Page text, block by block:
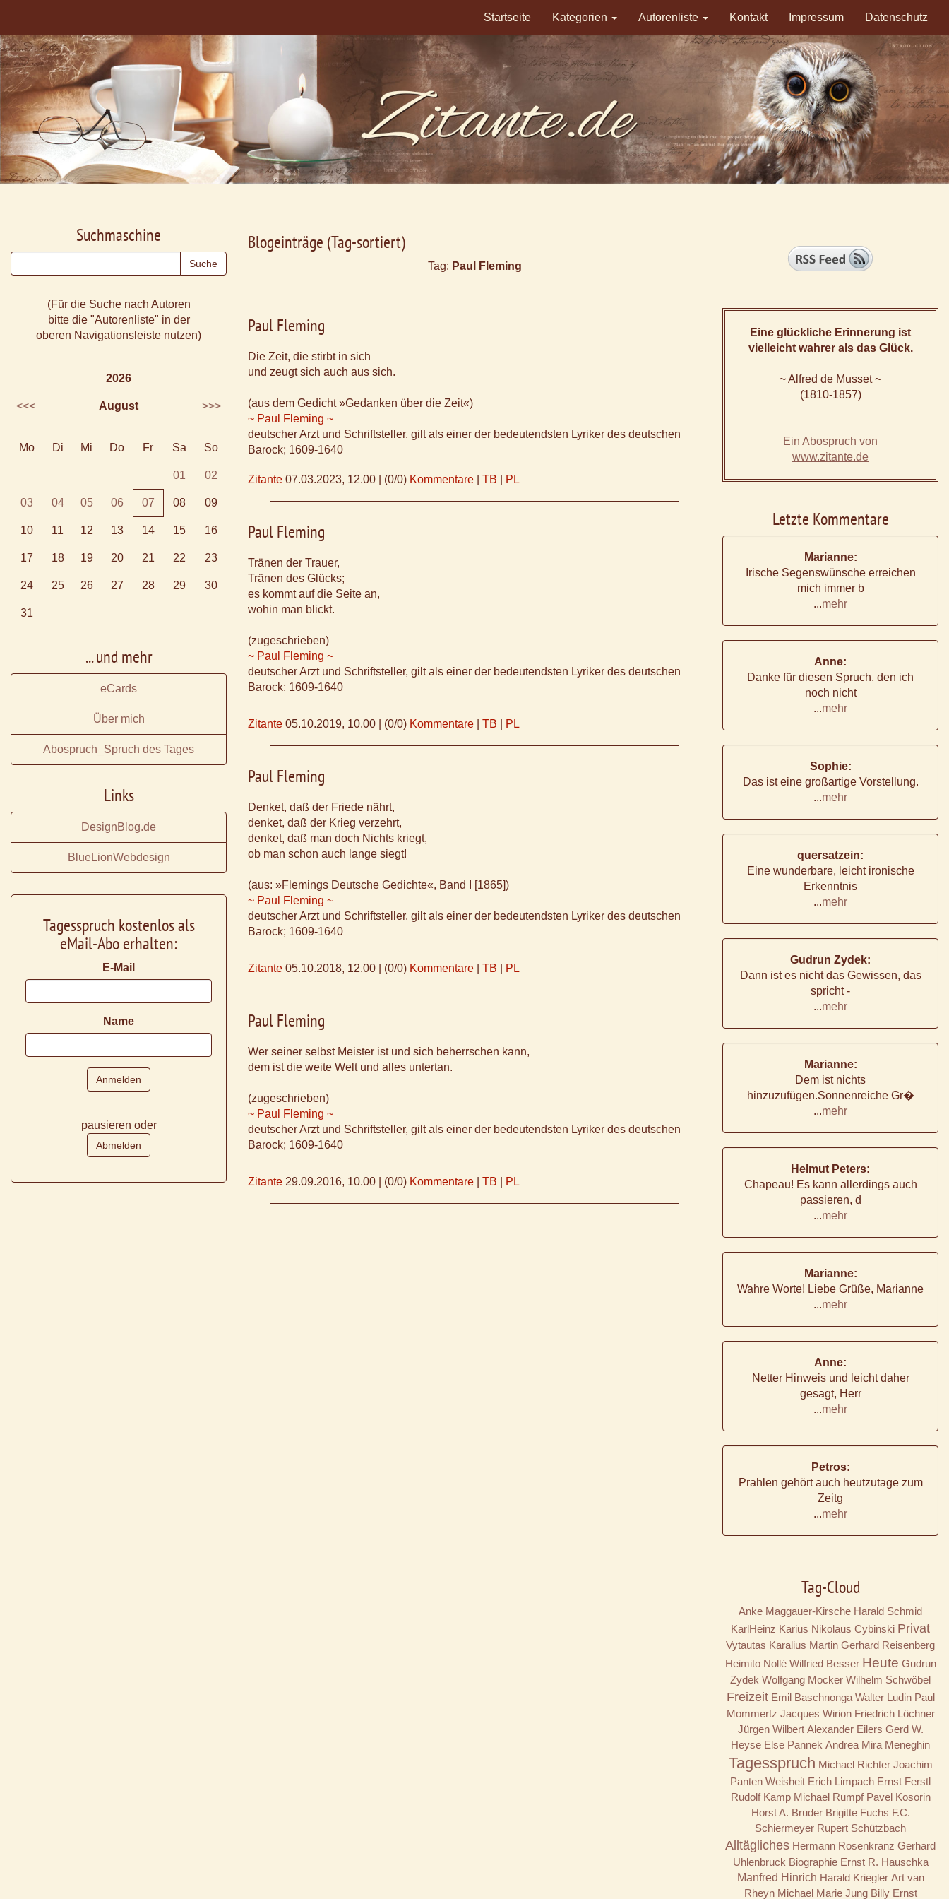
Startseite Kategorien Autorenliste Kontakt Impressum Datenschutz
Blogeinträge (Tag-sortiert)
Tag: Paul Fleming
Paul Fleming
Die Zeit, die stirbt in sich
und zeugt sich auch aus sich.
(aus dem Gedicht »Gedanken über die Zeit«)
~ Paul Fleming ~
deutscher Arzt und Schriftsteller, gilt als einer der bedeutendsten Lyriker des deutschen
Barock; 1609-1640
Zitante 07.03.2023, 12.00 (0/0) Kommentare TB PL
Paul Fleming
Tränen der Trauer,
Tränen des Glücks;
es kommt auf die Seite an,
wohin man blickt.
(zugeschrieben)
~ Paul Fleming ~
deutscher Arzt und Schriftsteller, gilt als einer der bedeutendsten Lyriker des deutschen
Barock; 1609-1640
Zitante 05.10.2019, 10.00 (0/0) Kommentare TB PL
Paul Fleming
Denket, daß der Friede nährt,
denket, daß der Krieg verzehrt,
denket, daß man doch Nichts kriegt,
ob man schon auch lange siegt!
(aus: »Flemings Deutsche Gedichte«, Band I [1865])
~ Paul Fleming ~
deutscher Arzt und Schriftsteller, gilt als einer der bedeutendsten Lyriker des deutschen
Barock; 1609-1640
Zitante 05.10.2018, 12.00 (0/0) Kommentare TB PL
Paul Fleming
Wer seiner selbst Meister ist und sich beherrschen kann,
dem ist die weite Welt und alles untertan.
(zugeschrieben)
~ Paul Fleming ~
deutscher Arzt und Schriftsteller, gilt als einer der bedeutendsten Lyriker des deutschen
Barock; 1609-1640
Zitante 29.09.2016, 10.00 (0/0) Kommentare TB PL
Suchmaschine
(Für die Suche nach Autoren
bitte die "Autorenliste" in der
oberen Navigationsleiste nutzen)
2026
<<< August >>>
Mo Di Mi Do Fr Sa So
01 02
03 04 05 06 07 08 09
10 11 12 13 14 15 16
17 18 19 20 21 22 23
24 25 26 27 28 29 30
31
... und mehr
eCards
Über mich
Abospruch_Spruch des Tages
Links
DesignBlog.de
BlueLionWebdesign
Tagesspruch kostenlos als
eMail-Abo erhalten:
E-Mail
Name
pausieren oder
Eine glückliche Erinnerung ist
vielleicht wahrer als das Glück.
~ Alfred de Musset ~
(1810-1857)
Ein Abospruch von
www.zitante.de
Letzte Kommentare
Marianne:
Irische Segenswünsche erreichen
mich immer b
...mehr
Anne:
Danke für diesen Spruch, den ich
noch nicht
...mehr
Sophie:
Das ist eine großartige Vorstellung.
...mehr
quersatzein:
Eine wunderbare, leicht ironische
Erkenntnis
...mehr
Gudrun Zydek:
Dann ist es nicht das Gewissen, das
spricht -
...mehr
Marianne:
Dem ist nichts
hinzuzufügen.Sonnenreiche Gr�
...mehr
Helmut Peters:
Chapeau! Es kann allerdings auch
passieren, d
...mehr
Marianne:
Wahre Worte! Liebe Grüße, Marianne
...mehr
Anne:
Netter Hinweis und leicht daher
gesagt, Herr
...mehr
Petros:
Prahlen gehört auch heutzutage zum
Zeitg
...mehr
Tag-Cloud
Anke Maggauer-Kirsche Harald Schmid
KarlHeinz Karius Nikolaus Cybinski Privat
Vytautas Karalius Martin Gerhard Reisenberg
Heimito Nollé Wilfried Besser Heute Gudrun
Zydek Wolfgang Mocker Wilhelm Schwöbel
Freizeit Emil Baschnonga Walter Ludin Paul
Mommertz Jacques Wirion Friedrich Löchner
Jürgen Wilbert Alexander Eilers Gerd W.
Heyse Else Pannek Andrea Mira Meneghin
Tagesspruch Michael Richter Joachim
Panten Weisheit Erich Limpach Ernst Ferstl
Rudolf Kamp Michael Rumpf Pavel Kosorin
Horst A. Bruder Brigitte Fuchs F.C.
Schiermeyer Rupert Schützbach
Alltägliches Hermann Rosenkranz Gerhard
Uhlenbruck Biographie Ernst R. Hauschka
Manfred Hinrich Harald Kriegler Art van
Rheyn Michael Marie Jung Billy Ernst